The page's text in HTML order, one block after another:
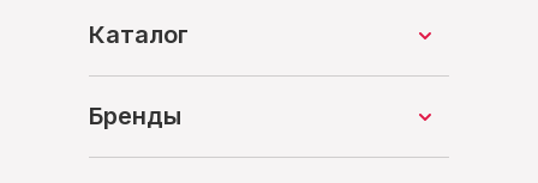
Каталог
Бренды